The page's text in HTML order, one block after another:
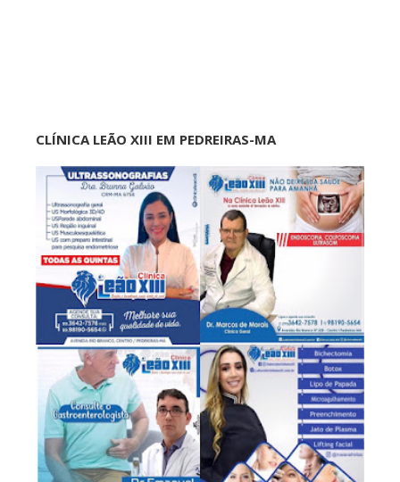
CLÍNICA LEÃO XIII EM PEDREIRAS-MA